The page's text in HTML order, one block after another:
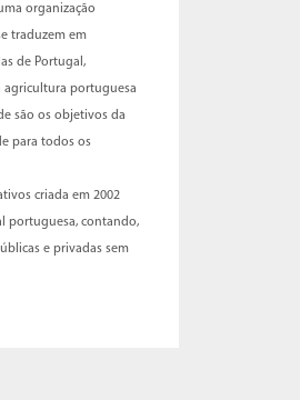
organização
traduzem em
de Portugal,
agricultura portuguesa
são os objetivos da
para todos os
criada em 2002
portuguesa, contando,
e privadas sem